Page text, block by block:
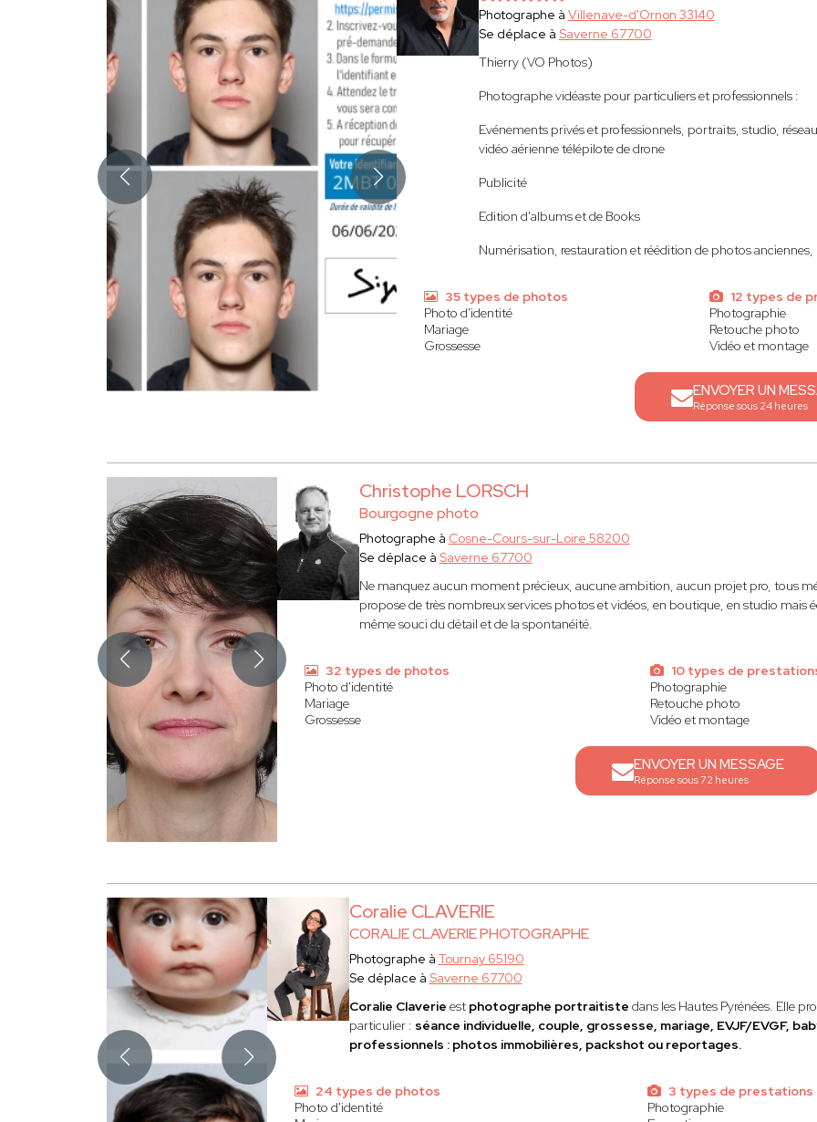
Photographe à Villenave-d'Ornon 33140
Se déplace à Saverne 67700
Thierry (VO Photos)
Photographe vidéaste pour particuliers et professionnels :
Evénements privés et professionnels, portraits, studio,
vidéo aérienne télépilote de drone
Publicité
Edition d'albums et de Books
Numérisation, restauration et réédition de photos
35 types de photos
Photo d'identité
Mariage
Grossesse
12 types de
Photographie
Retouche photo
Vidéo et montage
ENVOYER UN
Réponse sous 24 heures
Christophe LORSCH
Bourgogne photo
Photographe à Cosne-Cours-sur-Loire 58200
Se déplace à Saverne 67700
Ne manquez aucun moment précieux, aucune ambition, aucun projet pro, tous
propose de très nombreux services photos et vidéos, en boutique, en studio mais
même souci du détail et de la spontanéité.
32 types de photos
Photo d'identité
Mariage
Grossesse
10 types de
Photographie
Retouche photo
Vidéo et montage
ENVOYER UN MESSAGE
Réponse sous 72 heures
Coralie CLAVERIE
CORALIE CLAVERIE PHOTOGRAPHE
Photographe à Tournay 65190
Se déplace à Saverne 67700
Coralie Claverie est photographe portraitiste dans les Hautes Pyrénées. Elle
particulier : séance individuelle, couple, grossesse, mariage, EVJF/EVGF,
professionnels : photos immobilières, packshot ou reportages.
24 types de photos
Photo d'identité
3 types de prestations
Photographie